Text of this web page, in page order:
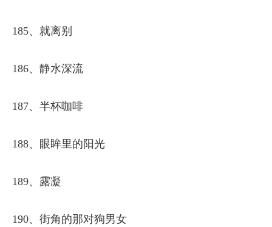
185、就离别
186、静水深流
187、半杯咖啡
188、眼眸里的阳光
189、露凝
190、街角的那对狗男女